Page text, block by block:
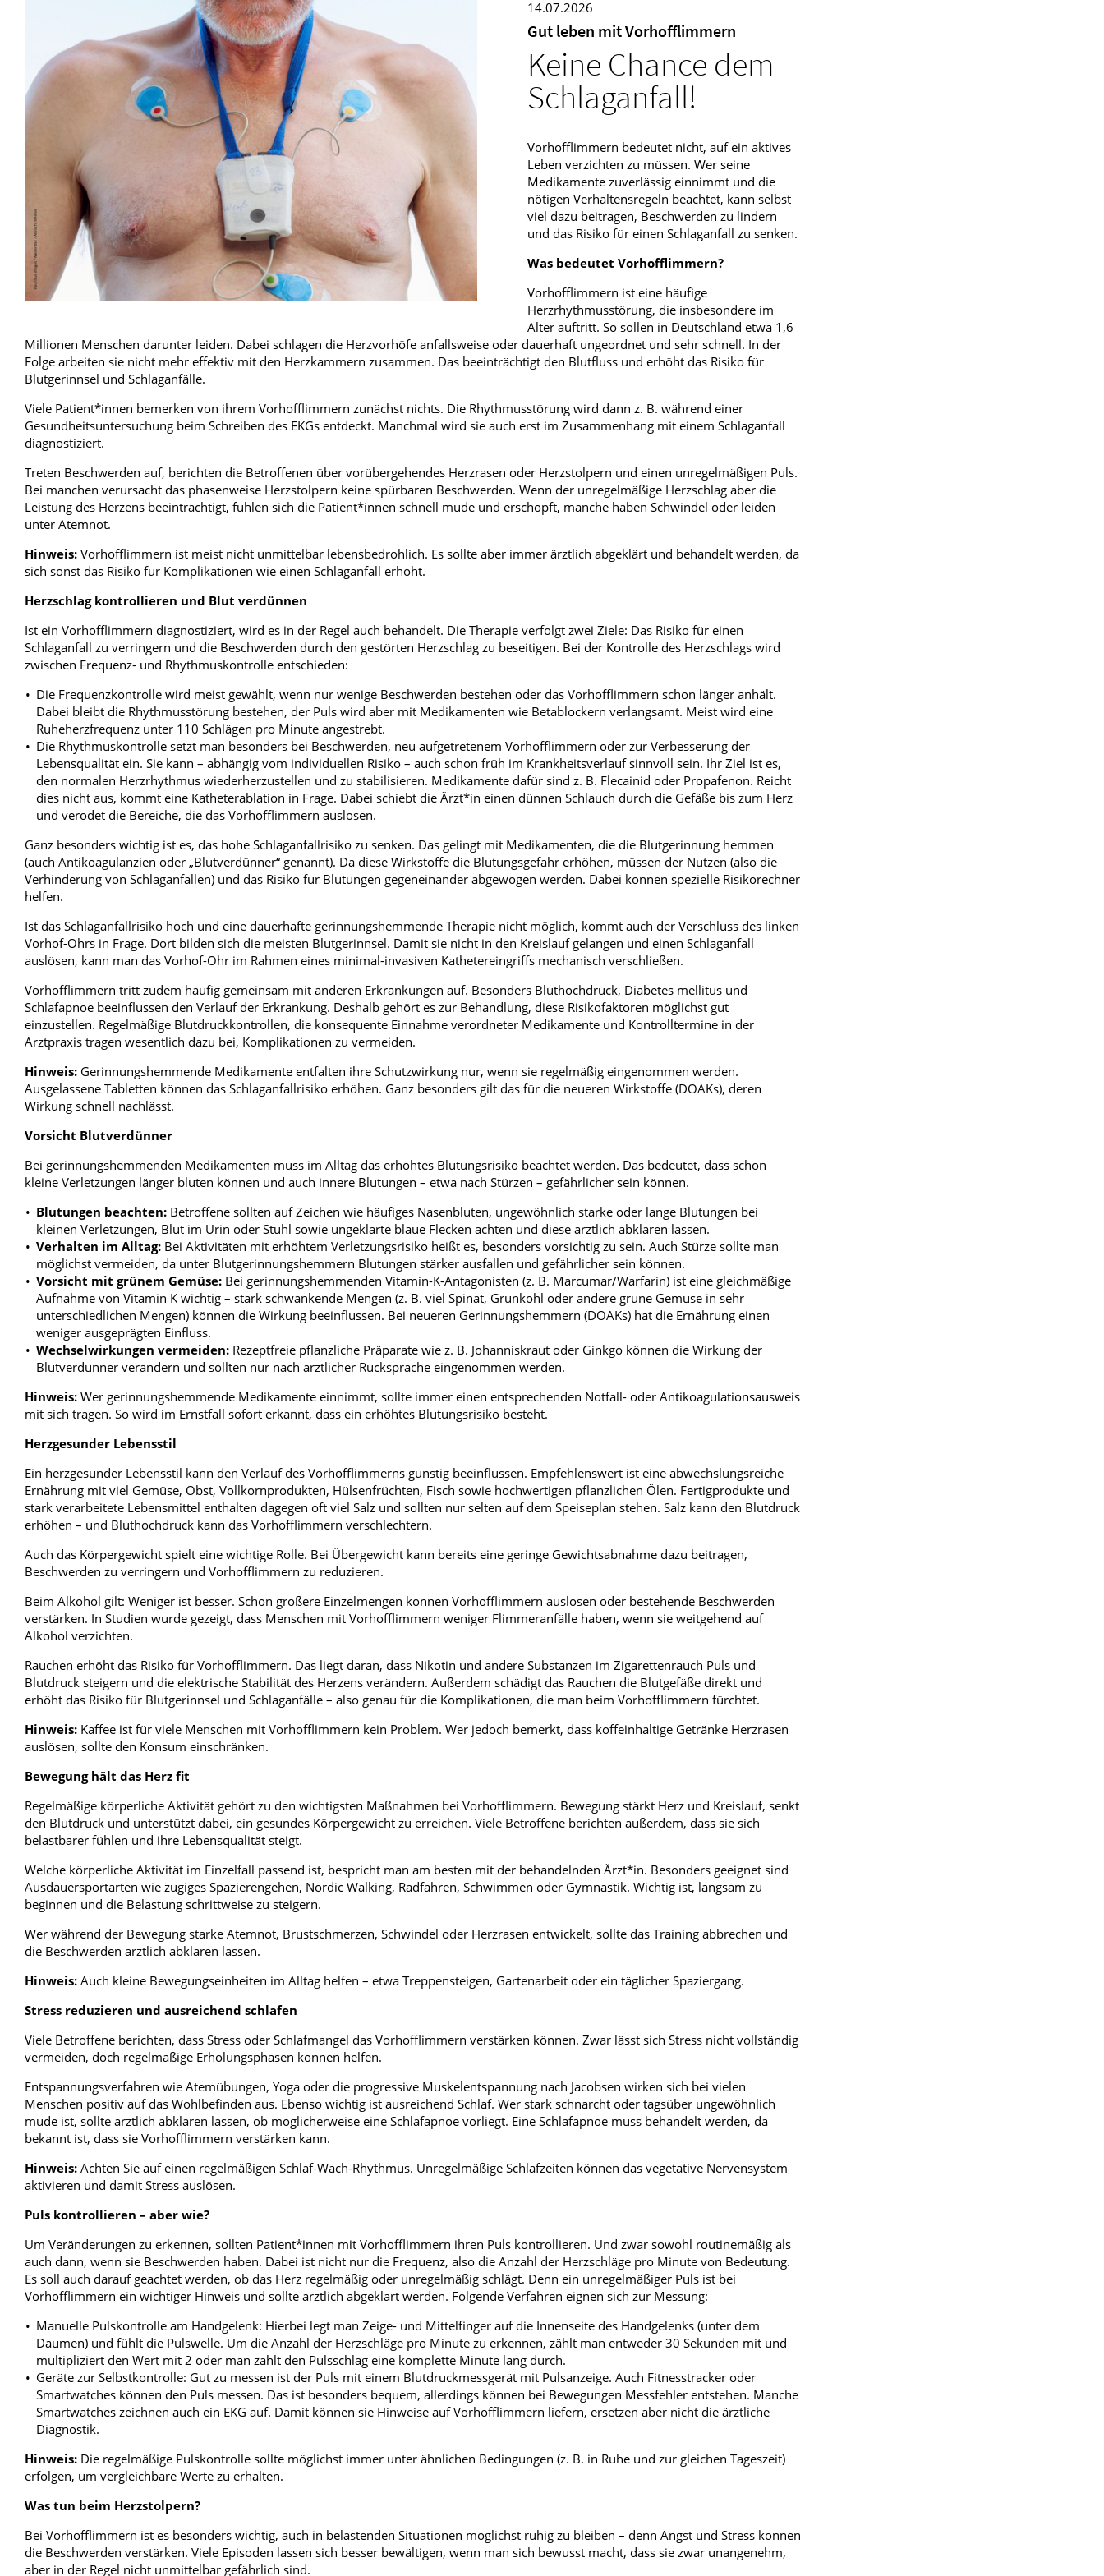
Blut, Krebs und Infektionen
Haut, Haare und Nägel
Psychische Erkrankungen
Neurologie
Schmerz- und Schlafmedizin
Frauenkrankheiten
Männerkrankheiten
14.07.2026
Gut leben mit Vorhofflimmern
Keine Chance dem
Schlaganfall!
Vorhofflimmern bedeutet nicht, auf ein aktives
Leben verzichten zu müssen. Wer seine
Medikamente zuverlässig einnimmt und die
nötigen Verhaltensregeln beachtet, kann selbst
viel dazu beitragen, Beschwerden zu lindern
und das Risiko für einen Schlaganfall zu senken.
Was bedeutet Vorhofflimmern?
Vorhofflimmern ist eine häufige
Herzrhythmusstörung, die insbesondere im
Alter auftritt. So sollen in Deutschland etwa 1,6
Millionen Menschen darunter leiden. Dabei schlagen die Herzvorhöfe anfallsweise oder dauerhaft ungeordnet und sehr schnell. In der
Folge arbeiten sie nicht mehr effektiv mit den Herzkammern zusammen. Das beeinträchtigt den Blutfluss und erhöht das Risiko für
Blutgerinnsel und Schlaganfälle.
Viele Patient*innen bemerken von ihrem Vorhofflimmern zunächst nichts. Die Rhythmusstörung wird dann z. B. während einer
Gesundheitsuntersuchung beim Schreiben des EKGs entdeckt. Manchmal wird sie auch erst im Zusammenhang mit einem Schlaganfall
diagnostiziert.
Treten Beschwerden auf, berichten die Betroffenen über vorübergehendes Herzrasen oder Herzstolpern und einen unregelmäßigen Puls.
Bei manchen verursacht das phasenweise Herzstolpern keine spürbaren Beschwerden. Wenn der unregelmäßige Herzschlag aber die
Leistung des Herzens beeinträchtigt, fühlen sich die Patient*innen schnell müde und erschöpft, manche haben Schwindel oder leiden
unter Atemnot.
Hinweis: Vorhofflimmern ist meist nicht unmittelbar lebensbedrohlich. Es sollte aber immer ärztlich abgeklärt und behandelt werden, da
sich sonst das Risiko für Komplikationen wie einen Schlaganfall erhöht.
Herzschlag kontrollieren und Blut verdünnen
Ist ein Vorhofflimmern diagnostiziert, wird es in der Regel auch behandelt. Die Therapie verfolgt zwei Ziele: Das Risiko für einen
Schlaganfall zu verringern und die Beschwerden durch den gestörten Herzschlag zu beseitigen. Bei der Kontrolle des Herzschlags wird
zwischen Frequenz- und Rhythmuskontrolle entschieden:
Die Frequenzkontrolle wird meist gewählt, wenn nur wenige Beschwerden bestehen oder das Vorhofflimmern schon länger anhält.
Dabei bleibt die Rhythmusstörung bestehen, der Puls wird aber mit Medikamenten wie Betablockern verlangsamt. Meist wird eine
Ruheherzfrequenz unter 110 Schlägen pro Minute angestrebt.
Die Rhythmuskontrolle setzt man besonders bei Beschwerden, neu aufgetretenem Vorhofflimmern oder zur Verbesserung der
Lebensqualität ein. Sie kann – abhängig vom individuellen Risiko – auch schon früh im Krankheitsverlauf sinnvoll sein. Ihr Ziel ist es,
den normalen Herzrhythmus wiederherzustellen und zu stabilisieren. Medikamente dafür sind z. B. Flecainid oder Propafenon. Reicht
dies nicht aus, kommt eine Katheterablation in Frage. Dabei schiebt die Ärzt*in einen dünnen Schlauch durch die Gefäße bis zum Herz
und verödet die Bereiche, die das Vorhofflimmern auslösen.
Ganz besonders wichtig ist es, das hohe Schlaganfallrisiko zu senken. Das gelingt mit Medikamenten, die die Blutgerinnung hemmen
(auch Antikoagulanzien oder „Blutverdünner“ genannt). Da diese Wirkstoffe die Blutungsgefahr erhöhen, müssen der Nutzen (also die
Verhinderung von Schlaganfällen) und das Risiko für Blutungen gegeneinander abgewogen werden. Dabei können spezielle Risikorechner
helfen.
Ist das Schlaganfallrisiko hoch und eine dauerhafte gerinnungshemmende Therapie nicht möglich, kommt auch der Verschluss des linken
Vorhof-Ohrs in Frage. Dort bilden sich die meisten Blutgerinnsel. Damit sie nicht in den Kreislauf gelangen und einen Schlaganfall
auslösen, kann man das Vorhof-Ohr im Rahmen eines minimal-invasiven Kathetereingriffs mechanisch verschließen.
Vorhofflimmern tritt zudem häufig gemeinsam mit anderen Erkrankungen auf. Besonders Bluthochdruck, Diabetes mellitus und
Schlafapnoe beeinflussen den Verlauf der Erkrankung. Deshalb gehört es zur Behandlung, diese Risikofaktoren möglichst gut
einzustellen. Regelmäßige Blutdruckkontrollen, die konsequente Einnahme verordneter Medikamente und Kontrolltermine in der
Arztpraxis tragen wesentlich dazu bei, Komplikationen zu vermeiden.
Hinweis: Gerinnungshemmende Medikamente entfalten ihre Schutzwirkung nur, wenn sie regelmäßig eingenommen werden.
Ausgelassene Tabletten können das Schlaganfallrisiko erhöhen. Ganz besonders gilt das für die neueren Wirkstoffe (DOAKs), deren
Wirkung schnell nachlässt.
Vorsicht Blutverdünner
Bei gerinnungshemmenden Medikamenten muss im Alltag das erhöhtes Blutungsrisiko beachtet werden. Das bedeutet, dass schon
kleine Verletzungen länger bluten können und auch innere Blutungen – etwa nach Stürzen – gefährlicher sein können.
Blutungen beachten: Betroffene sollten auf Zeichen wie häufiges Nasenbluten, ungewöhnlich starke oder lange Blutungen bei
kleinen Verletzungen, Blut im Urin oder Stuhl sowie ungeklärte blaue Flecken achten und diese ärztlich abklären lassen.
Verhalten im Alltag: Bei Aktivitäten mit erhöhtem Verletzungsrisiko heißt es, besonders vorsichtig zu sein. Auch Stürze sollte man
möglichst vermeiden, da unter Blutgerinnungshemmern Blutungen stärker ausfallen und gefährlicher sein können.
Vorsicht mit grünem Gemüse: Bei gerinnungshemmenden Vitamin-K-Antagonisten (z. B. Marcumar/Warfarin) ist eine gleichmäßige
Aufnahme von Vitamin K wichtig – stark schwankende Mengen (z. B. viel Spinat, Grünkohl oder andere grüne Gemüse in sehr
unterschiedlichen Mengen) können die Wirkung beeinflussen. Bei neueren Gerinnungshemmern (DOAKs) hat die Ernährung einen
weniger ausgeprägten Einfluss.
Wechselwirkungen vermeiden: Rezeptfreie pflanzliche Präparate wie z. B. Johanniskraut oder Ginkgo können die Wirkung der
Blutverdünner verändern und sollten nur nach ärztlicher Rücksprache eingenommen werden.
Hinweis: Wer gerinnungshemmende Medikamente einnimmt, sollte immer einen entsprechenden Notfall- oder Antikoagulationsausweis
mit sich tragen. So wird im Ernstfall sofort erkannt, dass ein erhöhtes Blutungsrisiko besteht.
Herzgesunder Lebensstil
Ein herzgesunder Lebensstil kann den Verlauf des Vorhofflimmerns günstig beeinflussen. Empfehlenswert ist eine abwechslungsreiche
Ernährung mit viel Gemüse, Obst, Vollkornprodukten, Hülsenfrüchten, Fisch sowie hochwertigen pflanzlichen Ölen. Fertigprodukte und
stark verarbeitete Lebensmittel enthalten dagegen oft viel Salz und sollten nur selten auf dem Speiseplan stehen. Salz kann den Blutdruck
erhöhen – und Bluthochdruck kann das Vorhofflimmern verschlechtern.
Auch das Körpergewicht spielt eine wichtige Rolle. Bei Übergewicht kann bereits eine geringe Gewichtsabnahme dazu beitragen,
Beschwerden zu verringern und Vorhofflimmern zu reduzieren.
Beim Alkohol gilt: Weniger ist besser. Schon größere Einzelmengen können Vorhofflimmern auslösen oder bestehende Beschwerden
verstärken. In Studien wurde gezeigt, dass Menschen mit Vorhofflimmern weniger Flimmeranfälle haben, wenn sie weitgehend auf
Alkohol verzichten.
Rauchen erhöht das Risiko für Vorhofflimmern. Das liegt daran, dass Nikotin und andere Substanzen im Zigarettenrauch Puls und
Blutdruck steigern und die elektrische Stabilität des Herzens verändern. Außerdem schädigt das Rauchen die Blutgefäße direkt und
erhöht das Risiko für Blutgerinnsel und Schlaganfälle – also genau für die Komplikationen, die man beim Vorhofflimmern fürchtet.
Hinweis: Kaffee ist für viele Menschen mit Vorhofflimmern kein Problem. Wer jedoch bemerkt, dass koffeinhaltige Getränke Herzrasen
auslösen, sollte den Konsum einschränken.
Bewegung hält das Herz fit
Regelmäßige körperliche Aktivität gehört zu den wichtigsten Maßnahmen bei Vorhofflimmern. Bewegung stärkt Herz und Kreislauf, senkt
den Blutdruck und unterstützt dabei, ein gesundes Körpergewicht zu erreichen. Viele Betroffene berichten außerdem, dass sie sich
belastbarer fühlen und ihre Lebensqualität steigt.
Welche körperliche Aktivität im Einzelfall passend ist, bespricht man am besten mit der behandelnden Ärzt*in. Besonders geeignet sind
Ausdauersportarten wie zügiges Spazierengehen, Nordic Walking, Radfahren, Schwimmen oder Gymnastik. Wichtig ist, langsam zu
beginnen und die Belastung schrittweise zu steigern.
Wer während der Bewegung starke Atemnot, Brustschmerzen, Schwindel oder Herzrasen entwickelt, sollte das Training abbrechen und
die Beschwerden ärztlich abklären lassen.
Hinweis: Auch kleine Bewegungseinheiten im Alltag helfen – etwa Treppensteigen, Gartenarbeit oder ein täglicher Spaziergang.
Stress reduzieren und ausreichend schlafen
Viele Betroffene berichten, dass Stress oder Schlafmangel das Vorhofflimmern verstärken können. Zwar lässt sich Stress nicht vollständig
vermeiden, doch regelmäßige Erholungsphasen können helfen.
Entspannungsverfahren wie Atemübungen, Yoga oder die progressive Muskelentspannung nach Jacobsen wirken sich bei vielen
Menschen positiv auf das Wohlbefinden aus. Ebenso wichtig ist ausreichend Schlaf. Wer stark schnarcht oder tagsüber ungewöhnlich
müde ist, sollte ärztlich abklären lassen, ob möglicherweise eine Schlafapnoe vorliegt. Eine Schlafapnoe muss behandelt werden, da
bekannt ist, dass sie Vorhofflimmern verstärken kann.
Hinweis: Achten Sie auf einen regelmäßigen Schlaf-Wach-Rhythmus. Unregelmäßige Schlafzeiten können das vegetative Nervensystem
aktivieren und damit Stress auslösen.
Puls kontrollieren – aber wie?
Um Veränderungen zu erkennen, sollten Patient*innen mit Vorhofflimmern ihren Puls kontrollieren. Und zwar sowohl routinemäßig als
auch dann, wenn sie Beschwerden haben. Dabei ist nicht nur die Frequenz, also die Anzahl der Herzschläge pro Minute von Bedeutung.
Es soll auch darauf geachtet werden, ob das Herz regelmäßig oder unregelmäßig schlägt. Denn ein unregelmäßiger Puls ist bei
Vorhofflimmern ein wichtiger Hinweis und sollte ärztlich abgeklärt werden. Folgende Verfahren eignen sich zur Messung:
Manuelle Pulskontrolle am Handgelenk: Hierbei legt man Zeige- und Mittelfinger auf die Innenseite des Handgelenks (unter dem
Daumen) und fühlt die Pulswelle. Um die Anzahl der Herzschläge pro Minute zu erkennen, zählt man entweder 30 Sekunden mit und
multipliziert den Wert mit 2 oder man zählt den Pulsschlag eine komplette Minute lang durch.
Geräte zur Selbstkontrolle: Gut zu messen ist der Puls mit einem Blutdruckmessgerät mit Pulsanzeige. Auch Fitnesstracker oder
Smartwatches können den Puls messen. Das ist besonders bequem, allerdings können bei Bewegungen Messfehler entstehen. Manche
Smartwatches zeichnen auch ein EKG auf. Damit können sie Hinweise auf Vorhofflimmern liefern, ersetzen aber nicht die ärztliche
Diagnostik.
Hinweis: Die regelmäßige Pulskontrolle sollte möglichst immer unter ähnlichen Bedingungen (z. B. in Ruhe und zur gleichen Tageszeit)
erfolgen, um vergleichbare Werte zu erhalten.
Was tun beim Herzstolpern?
Bei Vorhofflimmern ist es besonders wichtig, auch in belastenden Situationen möglichst ruhig zu bleiben – denn Angst und Stress können
die Beschwerden verstärken. Viele Episoden lassen sich besser bewältigen, wenn man sich bewusst macht, dass sie zwar unangenehm,
aber in der Regel nicht unmittelbar gefährlich sind.